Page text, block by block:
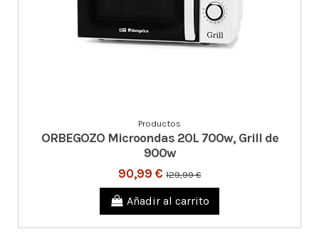
Productos
ORBEGOZO Microondas 20L 700w, Grill de
900w
90,99 € 129,99 €
Añadir al carrito